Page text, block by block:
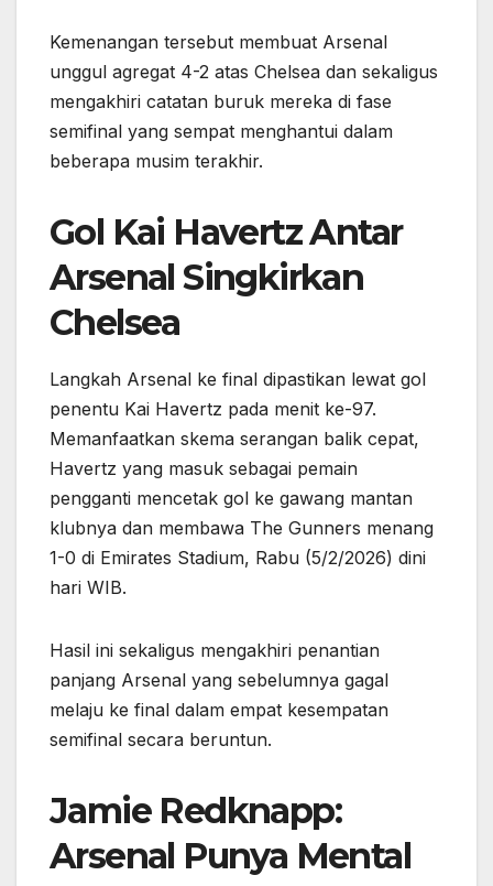
Kemenangan tersebut membuat Arsenal
unggul agregat 4-2 atas Chelsea dan sekaligus
mengakhiri catatan buruk mereka di fase
semifinal yang sempat menghantui dalam
beberapa musim terakhir.
Gol Kai Havertz Antar
Arsenal Singkirkan
Chelsea
Langkah Arsenal ke final dipastikan lewat gol
penentu Kai Havertz pada menit ke-97.
Memanfaatkan skema serangan balik cepat,
Havertz yang masuk sebagai pemain
pengganti mencetak gol ke gawang mantan
klubnya dan membawa The Gunners menang
1-0 di Emirates Stadium, Rabu (5/2/2026) dini
hari WIB.
Hasil ini sekaligus mengakhiri penantian
panjang Arsenal yang sebelumnya gagal
melaju ke final dalam empat kesempatan
semifinal secara beruntun.
Jamie Redknapp:
Arsenal Punya Mental